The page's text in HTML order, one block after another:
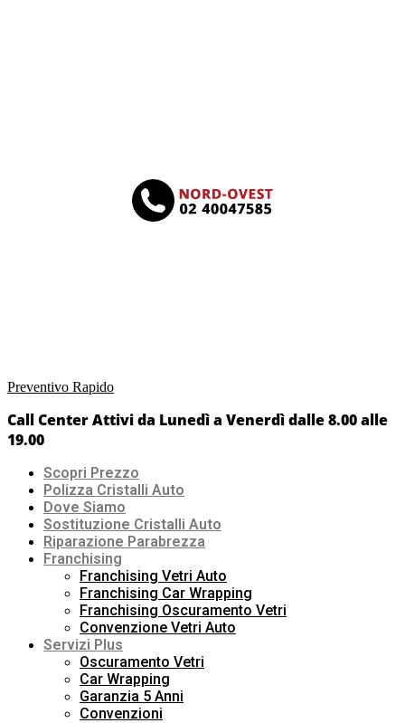
Preventivo Rapido
Call Center Attivi da Lunedì a Venerdì dalle 8.00 alle
19.00
Scopri Prezzo
Polizza Cristalli Auto
Dove Siamo
Sostituzione Cristalli Auto
Riparazione Parabrezza
Franchising
Franchising Vetri Auto
Franchising Car Wrapping
Franchising Oscuramento Vetri
Convenzione Vetri Auto
Servizi Plus
Oscuramento Vetri
Car Wrapping
Garanzia 5 Anni
Convenzioni